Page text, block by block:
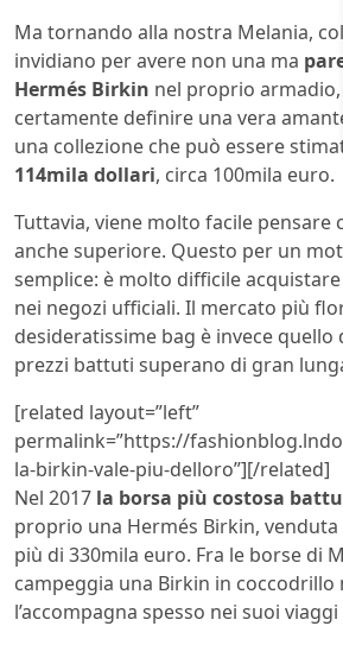
Ma tornando alla nostra Melania,
invidiano per avere non una ma
Hermés Birkin nel proprio
certamente definire una vera
una collezione che può essere
114mila dollari, circa 100mila euro.
Tuttavia, viene molto facile pensare
anche superiore. Questo per un
semplice: è molto difficile
nei negozi ufficiali. Il mercato più
desideratissime bag è invece quello
prezzi battuti superano di gran
[related layout=”left”
permalink=”https://
la-birkin-vale-piu-delloro”][/related]
Nel 2017 la borsa più costosa
proprio una Hermés Birkin, venduta
più di 330mila euro. Fra le borse di
campeggia una Birkin in coccodrillo
l’accompagna spesso nei suoi